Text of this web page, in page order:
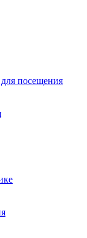
посещения